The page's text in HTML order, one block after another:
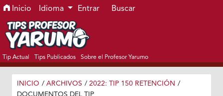
Ir al menú de navegación principal
Ir al contenido principal
Ir al pie de página del sitio
Inicio Idioma Entrar Buscar
Tip Actual Tips Publicados Sobre el Profesor Yarumo
INICIO / ARCHIVOS / 2022: TIP 150 RETENCIÓN /
DOCUMENTOS DEL TIP